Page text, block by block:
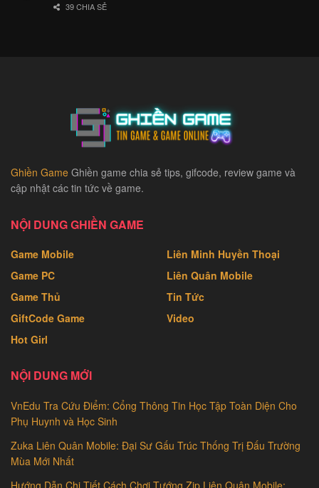
39 CHIA SẺ
Ghiền Game Ghiền game chia sẻ tips, gifcode, review game và
cập nhật các tin tức về game.
NỘI DUNG GHIỀN GAME
Game Mobile
Game PC
Game Thủ
GiftCode Game
Hot Girl
Liên Minh Huyền Thoại
Liên Quân Mobile
Tin Tức
Video
NỘI DUNG MỚI
VnEdu Tra Cứu Điểm: Cổng Thông Tin Học Tập Toàn Diện Cho
Phụ Huynh và Học Sinh
Zuka Liên Quân Mobile: Đại Sư Gấu Trúc Thống Trị Đấu Trường
Mùa Mới Nhất